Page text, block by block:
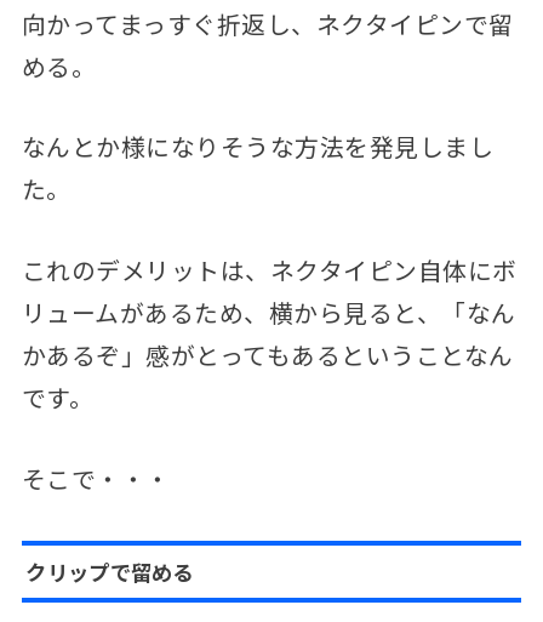
向かってまっすぐ折返し、ネクタイピンで留
める。
なんとか様になりそうな方法を発見しまし
た。
これのデメリットは、ネクタイピン自体にボ
リュームがあるため、横から見ると、「なん
かあるぞ」感がとってもあるということなん
です。
そこで・・・
クリップで留める